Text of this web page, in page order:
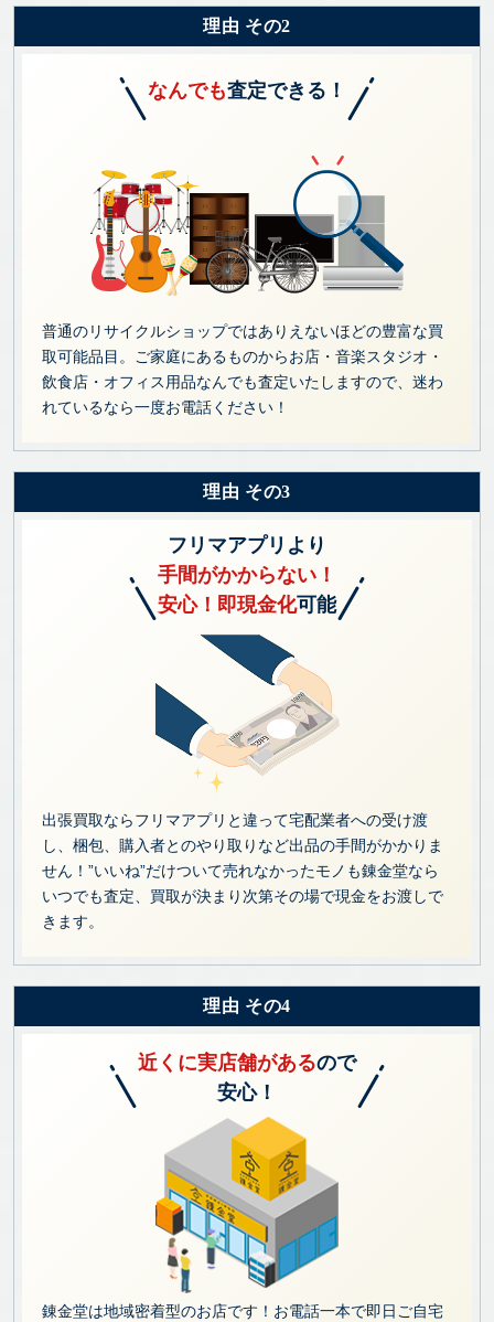
理由 その2
なんでも査定できる！
普通のリサイクルショップではありえないほどの豊富な買
取可能品目。ご家庭にあるものからお店・音楽スタジオ・
飲食店・オフィス用品なんでも査定いたしますので、迷わ
れているなら一度お電話ください！
理由 その3
フリマアプリより
手間がかからない！
安心！即現金化可能
出張買取ならフリマアプリと違って宅配業者への受け渡
し、梱包、購入者とのやり取りなど出品の手間がかかりま
せん！”いいね”だけついて売れなかったモノも錬金堂なら
いつでも査定、買取が決まり次第その場で現金をお渡しで
きます。
理由 その4
近くに実店舗があるので
安心！
錬金堂は地域密着型のお店です！お電話一本で即日ご自宅